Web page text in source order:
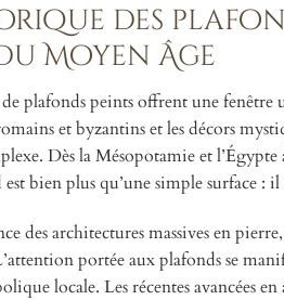
des
Moyen Âge
plafonds peints offrent une fenêtre
et byzantins et les décors
Dès la Mésopotamie et l’Égypte
bien plus qu’une simple surface
des architectures massives en
portée aux plafonds se
locale. Les récentes avancées